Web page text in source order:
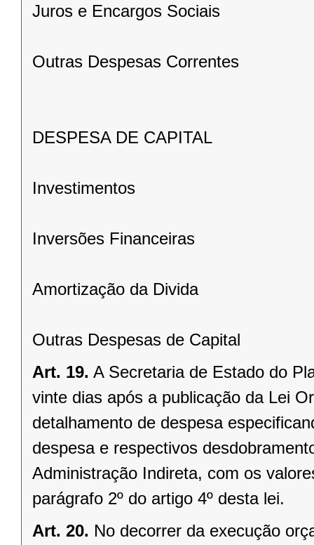
Juros e Encargos Sociais
Outras Despesas Correntes
DESPESA DE CAPITAL
Investimentos
Inversões Financeiras
Amortização da Divida
Outras Despesas de Capital
Art. 19. A Secretaria de Estado do
vinte dias após a publicação da Lei
detalhamento de despesa
despesa e respectivos
Administração Indireta, com os
parágrafo 2º do artigo 4º desta lei.
Art. 20. No decorrer da execução